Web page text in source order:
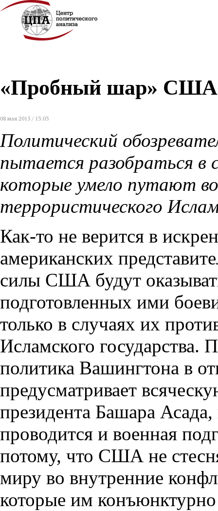
«Пробный шар» США
08 мая 2015 / 13:03
Политический
пытается разобраться
которые умело путают
террористического
Как-то не верится в
американских
силы США будут
подготовленных ими
только в случаях их
Исламского государства.
политика Вашингтона в
предусматривает
президента Башара
проводится и военная
потому, что США не
миру во внутренние
которые им